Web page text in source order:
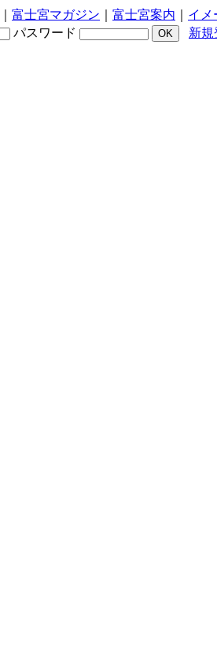
富士宮マガジン 富士宮案内
イメ
パスワード 新規